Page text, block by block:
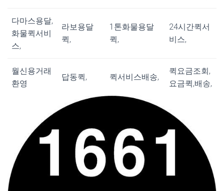
다마스용달,
화물퀵서비
스,
라보용달
퀵,
1톤화물용달
퀵,
24시간퀵서
비스,
월신용거래
환영
답동퀵, 퀵서비스배송,
퀵요금조회,
요금퀵,배송,